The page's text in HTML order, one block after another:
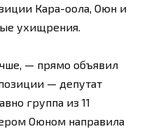
Кара-оола, Оюн и
ухищрения.
— прямо объявил
— депутат
группа из 11
Оюном направила